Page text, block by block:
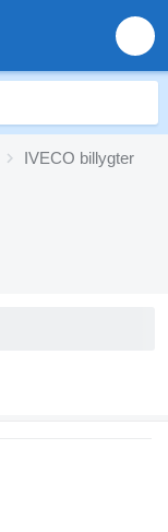
IVECO billygter